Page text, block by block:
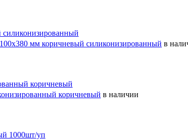
мм коричневый силиконизированный в
коричневый в наличии